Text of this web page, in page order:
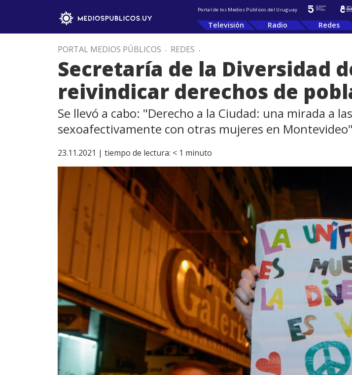
Portal de los Medios Públicos del Uruguay
Televisión Radio Redes
PORTAL MEDIOS PÚBLICOS . REDES .
Secretaría de la Diversidad
reivindicar derechos de
Se llevó a cabo: "Derecho a la Ciudad: una mirada a
sexoafectivamente con otras mujeres en Montevideo"
23.11.2021 | tiempo de lectura: < 1 minuto